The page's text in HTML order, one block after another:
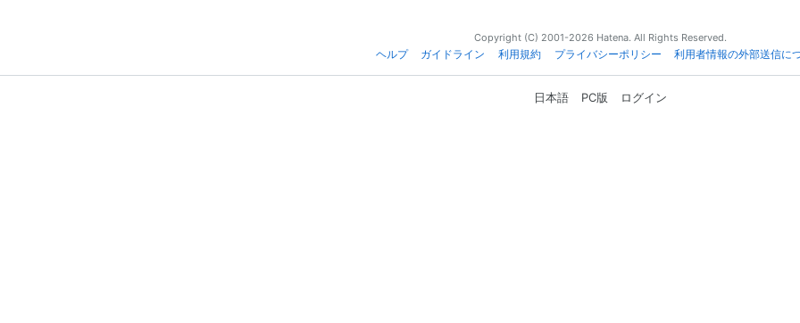
Copyright (C) 2001-2026 Hatena. All Rights Reserved.
ヘルプ
ガイドライン 利用規約 プライバシーポリシー 利用者情報の外部送信に
日本語 PC版 ログイン